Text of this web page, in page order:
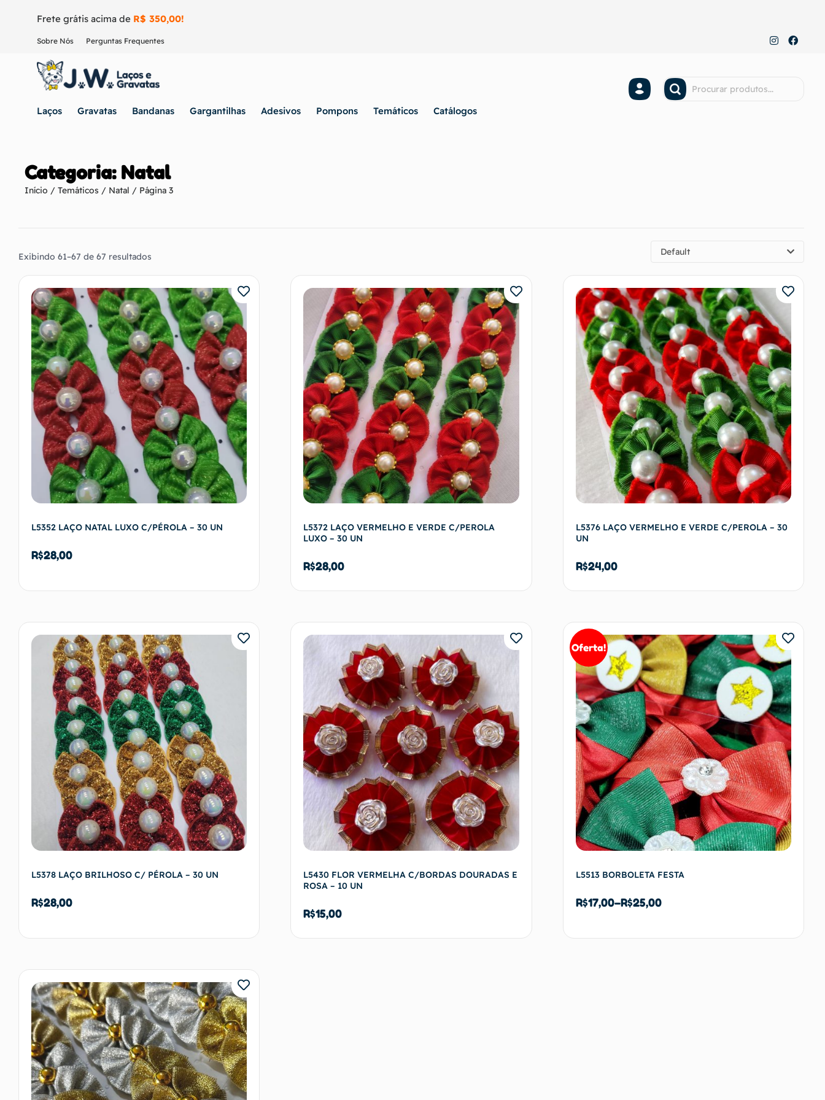
Frete grátis acima de R$ 350,00!
Sobre Nós Perguntas Frequentes
Laços Gravatas Bandanas Gargantilhas Adesivos Pompons Temáticos Catálogos
Categoria: Natal
Início / Temáticos / Natal / Página 3
Exibindo 61–67 de 67 resultados Default
L5352 LAÇO NATAL LUXO C/PÉROLA – 30 UN
R$28,00
Adicionar ao carrinho
L5372 LAÇO VERMELHO E VERDE C/PEROLA
LUXO – 30 UN
R$28,00
Adicionar ao carrinho
L5376 LAÇO VERMELHO E VERDE C/PEROLA – 30
UN
R$24,00
Adicionar ao carrinho
L5378 LAÇO BRILHOSO C/ PÉROLA – 30 UN
R$28,00
Adicionar ao carrinho
L5430 FLOR VERMELHA C/BORDAS DOURADAS E
ROSA – 10 UN
R$15,00
Oferta!
L5513 BORBOLETA FESTA
R$17,00–R$25,00